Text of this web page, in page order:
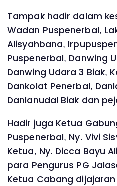
Tampak hadir dalam
Wadan Puspenerbal,
Alisyahbana,
Puspenerbal, Danwing
Danwing Udara 3 Biak,
Dankolat Penerbal,
Danlanudal Biak dan
Hadir juga Ketua
Puspenerbal, Ny. Vivi
Ketua, Ny. Dicca Bayu
para Pengurus PG
Ketua Cabang